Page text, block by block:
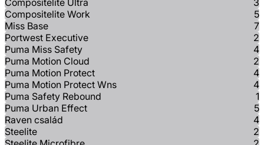
Compositelite Work
5
Miss Base
7
Portwest Executive
2
Puma Miss Safety
4
Puma Motion Cloud
2
Puma Motion Protect
4
Puma Motion Protect Wns
4
Puma Safety Rebound
1
Puma Urban Effect
5
Raven család
4
Steelite
2